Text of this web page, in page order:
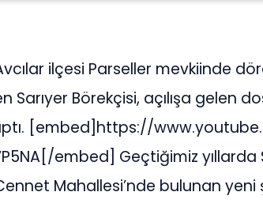
ilçesi Parseller mevkiinde
Sarıyer Börekçisi, açılışa gelen
[embed]https://
embed] Geçtiğimiz yıllarda
Mahallesi’nde bulunan yeni